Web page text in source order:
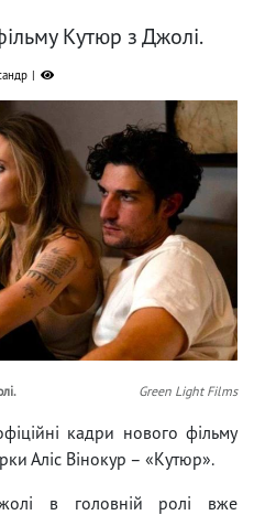
Кутюр з Джолі.
Green Light Films
кадри нового фільму
Аліс Вінокур – «Кутюр».
в головній ролі вже